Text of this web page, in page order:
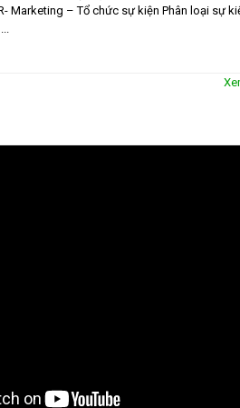
Marketing – Tổ chức sự kiện Phân loại sự